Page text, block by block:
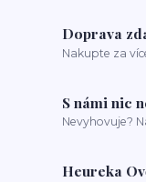
Doprava
Nakupte za
S námi nic
Nevyhovuje?
Heureka